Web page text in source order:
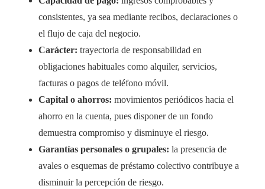
consistentes, ya sea mediante recibos, declaraciones o
el flujo de caja del negocio.
Carácter: trayectoria de responsabilidad en
obligaciones habituales como alquiler, servicios,
facturas o pagos de teléfono móvil.
Capital o ahorros: movimientos periódicos hacia el
ahorro en la cuenta, pues disponer de un fondo
demuestra compromiso y disminuye el riesgo.
Garantías personales o grupales: la presencia de
avales o esquemas de préstamo colectivo contribuye a
disminuir la percepción de riesgo.